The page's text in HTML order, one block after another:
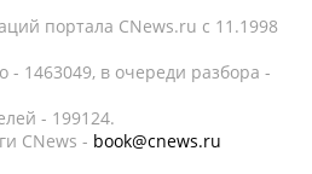
портала CNews.ru c 11.1998
1463049, в очереди разбора -
- 199124.
CNews - book@cnews.ru